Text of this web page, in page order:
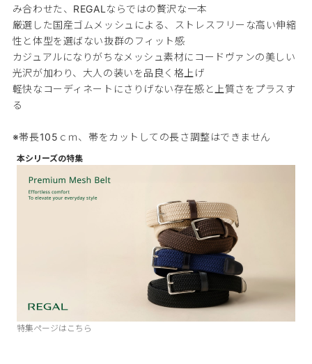
み合わせた、REGALならではの贅沢な一本
厳選した国産ゴムメッシュによる、ストレスフリーな高い伸縮
性と体型を選ばない抜群のフィット感
カジュアルになりがちなメッシュ素材にコードヴァンの美しい
光沢が加わり、大人の装いを品良く格上げ
軽快なコーディネートにさりげない存在感と上質さをプラスす
る
※帯長105ｃｍ、帯をカットしての長さ調整はできません
本シリーズの特集
特集ページはこちら